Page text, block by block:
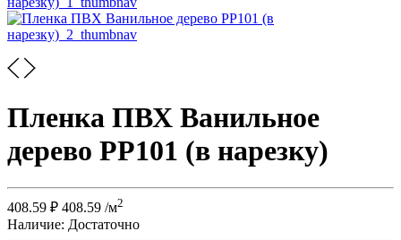
Пленка ПВХ Ванильное
дерево PP101 (в нарезку)
408.59 ₽ 408.59 /м2
Наличие: Достаточно